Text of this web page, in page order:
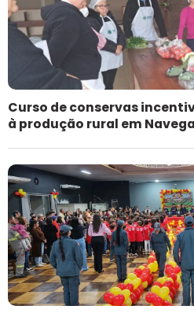
Curso de conservas
à produção rural em